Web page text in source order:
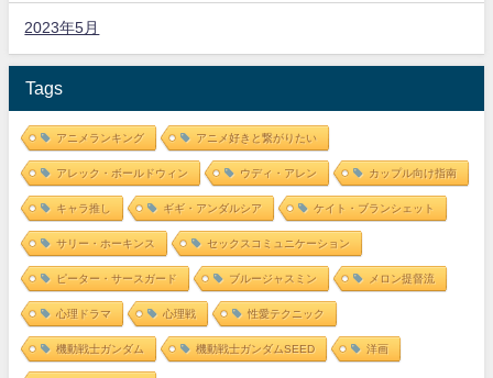
2023年5月
Tags
アニメランキング アニメ好きと繋がりたい
アレック・ボールドウィン ウディ・アレン カップル向け指南
キャラ推し ギギ・アンダルシア ケイト・ブランシェット
サリー・ホーキンス セックスコミュニケーション
ピーター・サースガード ブルージャスミン メロン提督流
心理ドラマ 心理戦 性愛テクニック
機動戦士ガンダム 機動戦士ガンダムSEED 洋画